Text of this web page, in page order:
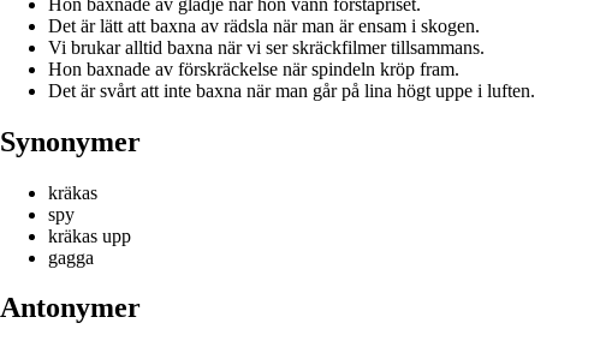
Det är lätt att baxna av rädsla när man är ensam i skogen.
Vi brukar alltid baxna när vi ser skräckfilmer tillsammans.
Hon baxnade av förskräckelse när spindeln kröp fram.
Det är svårt att inte baxna när man går på lina högt uppe i luften.
Synonymer
kräkas
spy
kräkas upp
gagga
Antonymer